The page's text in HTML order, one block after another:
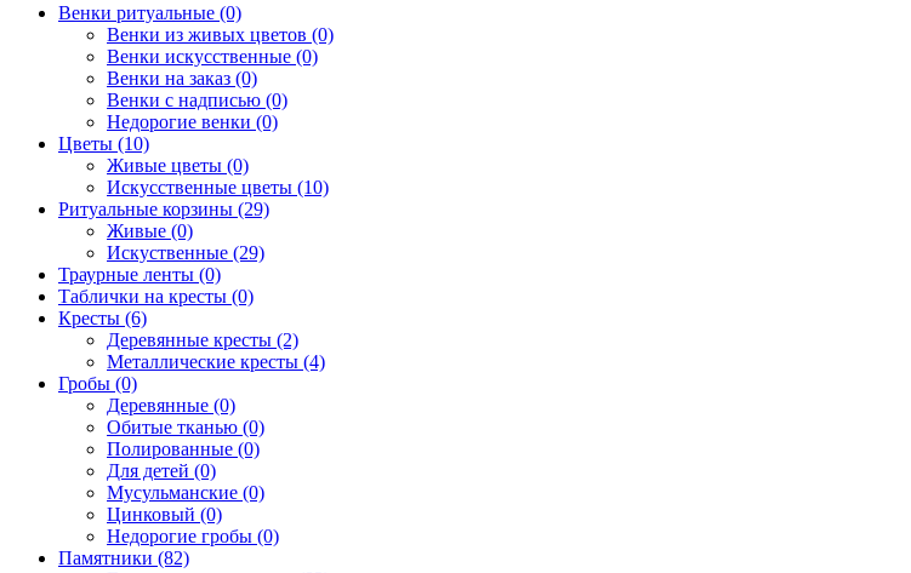
Венки ритуальные (0)
Венки из живых цветов (0)
Венки искусственные (0)
Венки на заказ (0)
Венки с надписью (0)
Недорогие венки (0)
Цветы (10)
Живые цветы (0)
Искусственные цветы (10)
Ритуальные корзины (29)
Живые (0)
Искуственные (29)
Траурные ленты (0)
Таблички на кресты (0)
Кресты (6)
Деревянные кресты (2)
Металлические кресты (4)
Гробы (0)
Деревянные (0)
Обитые тканью (0)
Полированные (0)
Для детей (0)
Мусульманские (0)
Цинковый (0)
Недорогие гробы (0)
Памятники (82)